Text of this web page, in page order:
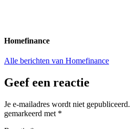
Homefinance
Alle berichten van Homefinance
Geef een reactie
Je e-mailadres wordt niet gepubliceerd.
gemarkeerd met *